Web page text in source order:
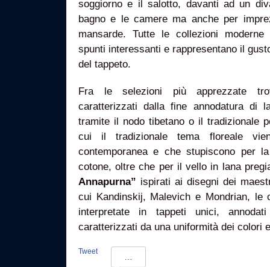
soggiorno e il salotto, davanti ad un
bagno e le camere ma anche per
mansarde. Tutte le collezioni
spunti interessanti e rappresentano il
del tappeto.
Fra le selezioni più apprezzate
caratterizzati dalla fine annodatura di
tramite il nodo tibetano o il tradizionale
cui il tradizionale tema floreale
contemporanea e che stupiscono per
cotone, oltre che per il vello in lana
Annapurna” ispirati ai disegni dei
cui Kandinskij, Malevich e Mondrian, le
interpretate in tappeti unici,
caratterizzati da una uniformità dei colori
Tweet